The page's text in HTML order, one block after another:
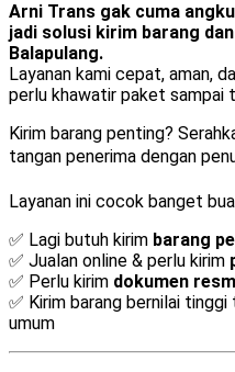
Arni Trans gak cuma
jadi solusi kirim barang
Balapulang.
Layanan kami cepat, aman,
perlu khawatir paket sampai
Kirim barang penting?
tangan penerima dengan
Layanan ini cocok banget
✅ Lagi butuh kirim barang
✅ Jualan online & perlu kirim
✅ Perlu kirim dokumen
✅ Kirim barang bernilai
umum